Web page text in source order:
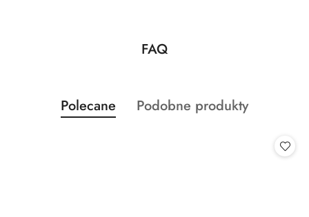
FAQ
Pomiń karuzelę produktów
Produkty
o
Polecane
Produkty
Podobne produkty